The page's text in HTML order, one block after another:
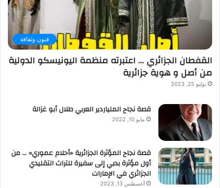
فنون وثقافة
القفطان الجزائري … اعتبرته منظمة اليونيسكو الدولية
من أصل و هوية جزائرية
يوليو 25, 2023
قصة نجاح الملياردير العربي طلال أبو غزالة
مايو 10, 2022
قصة نجاح المؤثرة الجزائرية «أحلام عموري» … من
أول مؤثرة بدبي إلى سفيرة للتراث التقليدي
الجزائري في الإمارات
أغسطس 13, 2023